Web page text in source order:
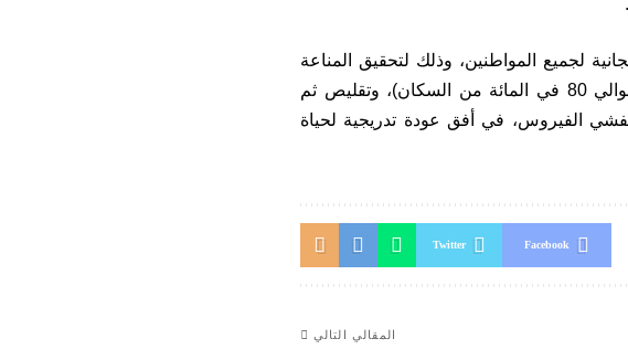
لجميع المواطنين، وذلك لتحقيق المناعة
لجميع مكونات الشعب المغربي (30 مليون، على أن يتم تلقيح حوالي 80 في المائة من السكان)، وتقليص ثم
تفشي الفيروس، في أفق عودة تدريجية لحياة
Facebook
Twitter
المقالي التالي